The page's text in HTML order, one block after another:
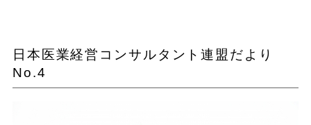
日本医業経営コンサルタント連盟だより
No.4